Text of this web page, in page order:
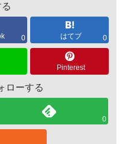
0 はてブ 0
Pinterest
ローする
0